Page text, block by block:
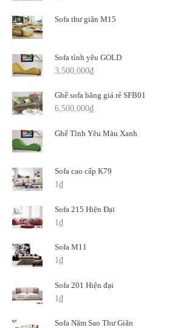
Sofa thư giãn M15
Sofa tình yêu GOLD
3,500,000₫
Ghế sofa băng giá rẻ SFB01
6,500,000₫
Ghế Tình Yêu Màu Xanh
Sofa cao cấp K79
1₫
Sofa 215 Hiện Đại
1₫
Sofa M11
1₫
Sofa 201 Hiện đại
1₫
Sofa Năm Sao Thư Giãn